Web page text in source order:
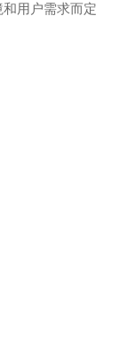
用户需求而定